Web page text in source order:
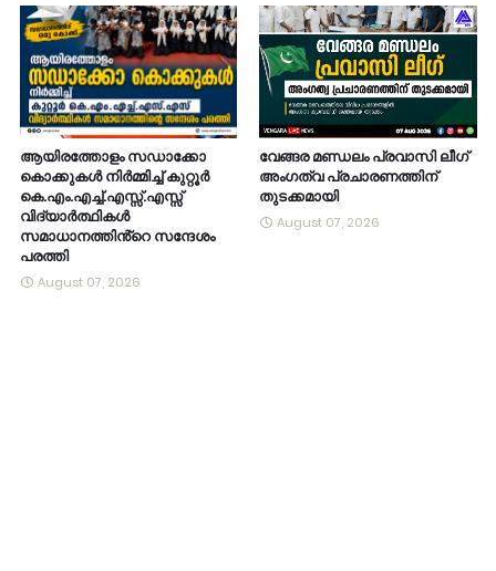
ആയിരത്തോളം സഡാക്കോ
കൊക്കുകൾ നിർമ്മിച്ച് കുറ്റൂർ
കെ.എം.എച്ച്.എസ്സ്.എസ്സ്
വിദ്യാർത്ഥികൾ
സമാധാനത്തിൻ്റെ സന്ദേശം
പരത്തി
August 07, 2026
വേങ്ങര മണ്ഡലം പ്രവാസി ലീഗ്
അംഗത്വ പ്രചാരണത്തിന്
തുടക്കമായി
August 07, 2026